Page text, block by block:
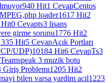
940 Hit1 CevapCentos
loader1617 Hit2
Hit0 Cevapts3 lisans
girme sorunu1776 Hit2
Hit5 CevapAçık Portları
UDP)10184 Hit6 CevapTs3
Teamspeak 3 muzik botu
Giriş Problemı1205 Hit2
bilen varsa yardim acil1223